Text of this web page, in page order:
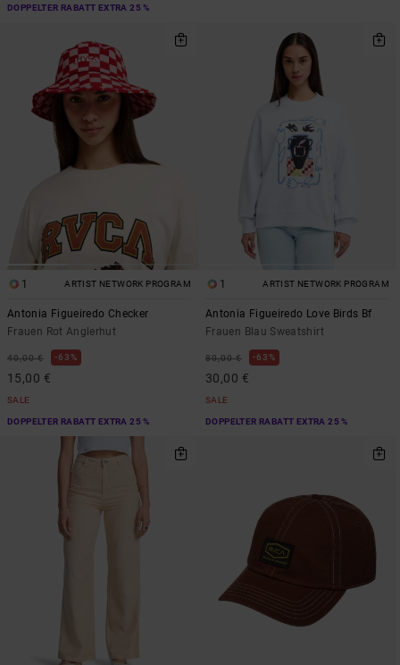
DOPPELTER RABATT EXTRA 25 %
1 ARTIST NETWORK PROGRAM
Antonia Figueiredo Checker
Frauen Rot Anglerhut
40,00 € 63%
15,00 €
SALE
DOPPELTER RABATT EXTRA 25 %
1 ARTIST NETWORK PROGRAM
Antonia Figueiredo Love Birds Bf
Frauen Blau Sweatshirt
80,00 € 63%
30,00 €
SALE
DOPPELTER RABATT EXTRA 25 %